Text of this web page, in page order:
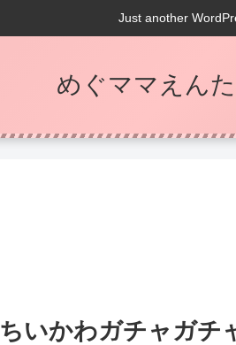
Just another
めぐママえん
ちいかわガチャガチ